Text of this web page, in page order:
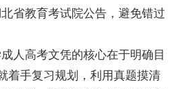
省教育考试院公告，避免错过
人高考文凭的核心在于明确目
着手复习规划，利用真题摸清